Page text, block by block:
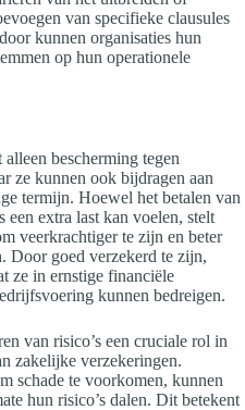
van specifieke clausules
kunnen organisaties hun
op hun operationele
bescherming tegen
ze kunnen ook bijdragen aan
termijn. Hoewel het betalen van
een extra last kan voelen, stelt
veerkrachtiger te zijn en beter
Door goed verzekerd te zijn,
ze in ernstige financiële
kunnen bedreigen.
van risico’s een cruciale rol in
zakelijke verzekeringen.
schade te voorkomen, kunnen
hun risico’s dalen. Dit betekent